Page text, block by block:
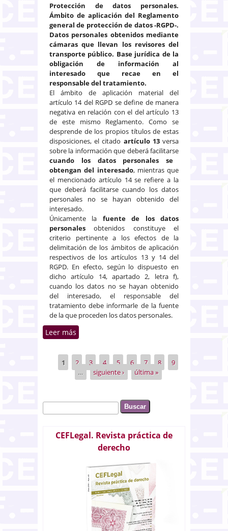
Protección de datos personales.
Ámbito de aplicación del Reglamento
general de protección de datos -RGPD-.
Datos personales obtenidos mediante
cámaras que llevan los revisores del
transporte público. Base jurídica de la
obligación de información al
interesado que recae en el
responsable del tratamiento.
El ámbito de aplicación material del
artículo 14 del RGPD se define de manera
negativa en relación con el del artículo 13
de este mismo Reglamento. Como se
desprende de los propios títulos de estas
disposiciones, el citado artículo 13versa
sobre la información que deberá facilitarse
cuando los datos personales se
obtengan del interesado, mientras que
el mencionado artículo 14 se refiere a la
que deberá facilitarse cuando los datos
personales no se hayan obtenido del
interesado.
Únicamente la fuente de los datos
personalesobtenidos constituye el
criterio pertinente a los efectos de la
delimitación de los ámbitos de aplicación
respectivos de los artículos 13 y 14 del
RGPD. En efecto, según lo dispuesto en
dicho artículo 14, apartado 2, letra f),
cuando los datos no se hayan obtenido
del interesado, el responsable del
tratamiento debe informarle de la fuente
de la que proceden los datos personales.
Leer más
corporales. Obligación de
información al interesado por el
responsable del tratamiento
Páginas
1 2 3 4 5 6 7 8
9
…
siguiente › última »
Formulario de búsqueda
Buscar
CEFLegal. Revista práctica de
derecho